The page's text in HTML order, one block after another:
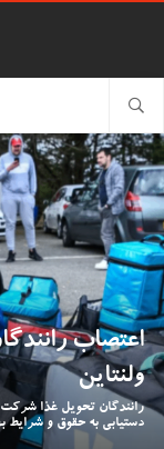
اعتصاب
ولنتاین
دستیابی به حقوق و شرایط